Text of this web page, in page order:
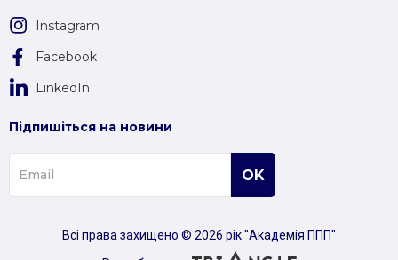
Instagram
Facebook
LinkedIn
Підпишіться на новини
Всі права захищено © 2026 рік "Академія ППП"